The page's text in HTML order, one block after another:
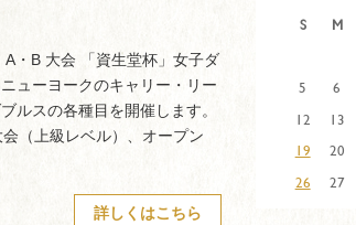
A・B 大会 「資生堂杯」女子ダ
ューヨークのキャリー・リー
ルスの各種目を開催します。
（上級レベル）、オープン
詳しくはこちら
S M
5
6
12
13
19
20
26
27